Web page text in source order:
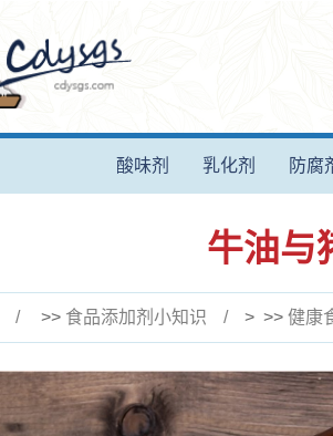
酸味剂 乳化剂 防腐
牛油与
>> 食品添加剂小知识 > >> 健康